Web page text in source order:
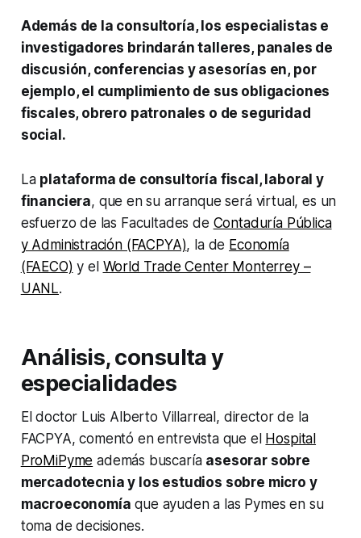
Además de la consultoría, los especialistas e
investigadores brindarán talleres, panales de
discusión, conferencias y asesorías en, por
ejemplo, el cumplimiento de sus obligaciones
fiscales, obrero patronales o de seguridad
social.
La plataforma de consultoría fiscal, laboral y
financiera, que en su arranque será virtual, es un
esfuerzo de las Facultades de Contaduría Pública
y Administración (FACPYA), la de Economía
(FAECO) y el World Trade Center Monterrey –
UANL.
Análisis, consulta y
especialidades
El doctor Luis Alberto Villarreal, director de la
FACPYA, comentó en entrevista que el Hospital
ProMiPyme además buscaría asesorar sobre
mercadotecnia y los estudios sobre micro y
macroeconomía que ayuden a las Pymes en su
toma de decisiones.